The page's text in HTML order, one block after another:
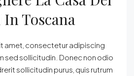
Toscana
amet, consectetur adipiscing
sed sollicitudin. Donec non odio
sollicitudin purus, quis rutrum